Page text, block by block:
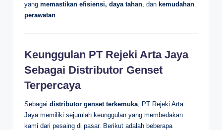
yang memastikan efisiensi, daya tahan, dan kemudahan
perawatan.
Keunggulan PT Rejeki Arta Jaya
Sebagai Distributor Genset
Terpercaya
Sebagai distributor genset terkemuka , PT Rejeki Arta
Jaya memiliki sejumlah keunggulan yang membedakan
kami dari pesaing di pasar. Berikut adalah beberapa